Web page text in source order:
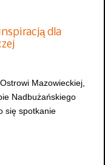
dla
Mazowieckiej,
Nadbużańskiego
się spotkanie